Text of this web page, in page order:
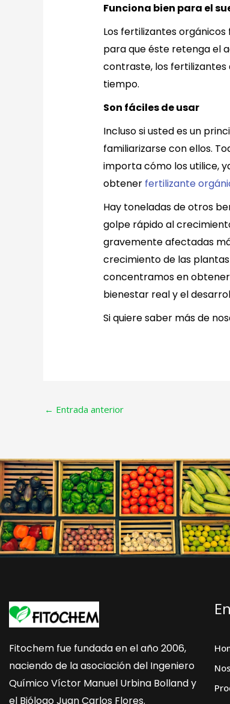
Funciona bien para el
Los fertilizantes
para que éste retenga el
contraste, los fertilizantes
tiempo.
Son fáciles de usar
Incluso si usted es un
familiarizarse con ellos.
importa cómo los utilice,
obtener fertilizante
Hay toneladas de otros
golpe rápido al
gravemente afectadas
crecimiento de las
concentramos en
bienestar real y el
Si quiere saber más de
← Entrada anterior
Fitochem fue fundada en el año 2006,
naciendo de la asociación del Ingeniero
Químico Víctor Manuel Urbina Bolland y
el Biólogo Juan Carlos Flores.